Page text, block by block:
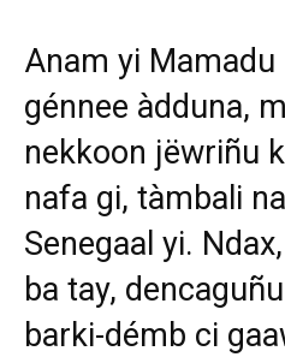
Anam yi
génnee àdduna,
nekkoon jëwriñu
nafa gi, tàmbali
Senegaal yi.
ba tay,
barki-démb ci